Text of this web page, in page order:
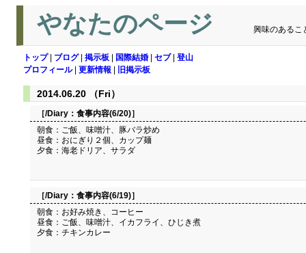
やなたのページ 興味のあるこ
トップ| ブログ| 掲示板 国際結婚 セブ| 登山
プロフィール| 更新情報 旧掲示板
2014.06.20 （Fri）
［/Diary： 食事内容(6/20)］
朝食：ご飯、味噌汁、豚バラ炒め
昼食：おにぎり２個、カップ麺
夕食：海老ドリア、サラダ
［/Diary： 食事内容(6/19)］
朝食：お好み焼き、コーヒー
昼食：ご飯、味噌汁、イカフライ、ひじき煮
夕食：チキンカレー